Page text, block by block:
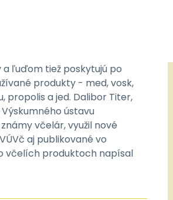
ľuďom tiež poskytujú po
produkty - med, vosk,
propolis a jed. Dalibor Titer,
ústavu
včelár, využil nové
aj publikované vo
včelích produktoch napísal